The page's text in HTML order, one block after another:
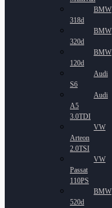
BMW
318d
BMW
320d
BMW
120d
Audi
S6
Audi
A5
3.0TDI
VW
Arteon
2.0TSI
VW
Passat
110PS
BMW
520d